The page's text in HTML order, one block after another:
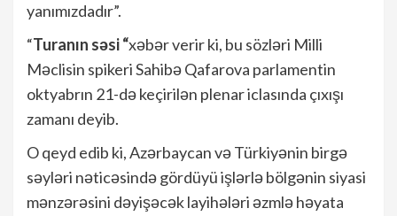
yanımızdadır”.
“Turanın səsi “xəbər verir ki, bu sözləri Milli
Məclisin spikeri Sahibə Qafarova parlamentin
oktyabrın 21-də keçirilən plenar iclasında çıxışı
zamanı deyib.
O qeyd edib ki, Azərbaycan və Türkiyənin birgə
səyləri nəticəsində gördüyü işlərlə bölgənin siyasi
mənzərəsini dəyişəcək layihələri əzmlə həyata